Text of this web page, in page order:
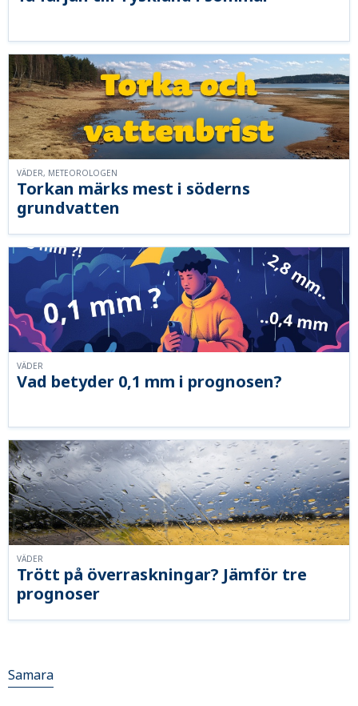
Torkan märks mest i söderns
grundvatten
VÄDER, METEOROLOGEN
Vad betyder 0,1 mm i prognosen?
VÄDER
Trött på överraskningar? Jämför tre
prognoser
VÄDER
Samara